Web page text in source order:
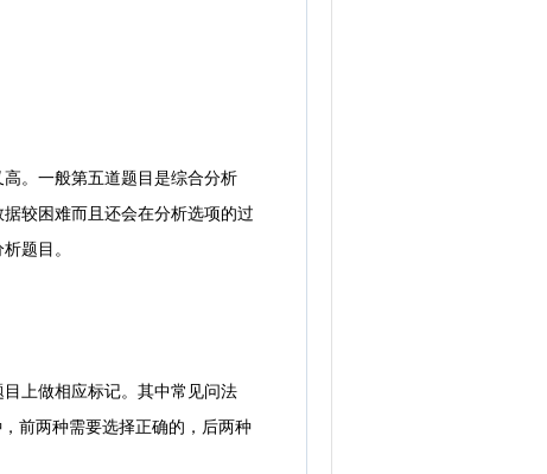
。一般第五道题目是综合分析
较困难而且还会在分析选项的过
题目。
上做相应标记。其中常见问法
，前两种需要选择正确的，后两种